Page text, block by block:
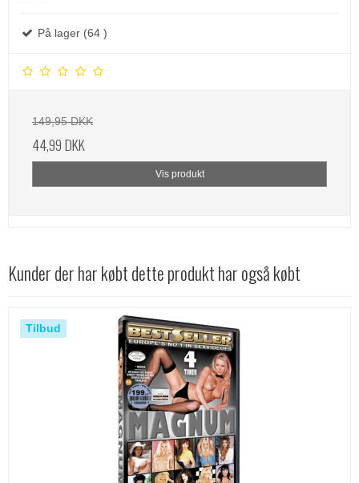
På lager (64 )
149,95 DKK
44,99 DKK
Vis produkt
Kunder der har købt dette produkt har også købt
Tilbud